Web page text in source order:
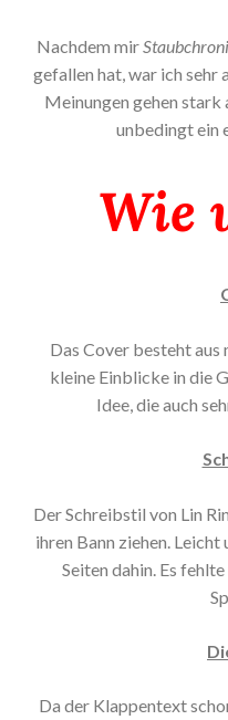
Nachdem mir
gefallen hat, war ich sehr
Meinungen gehen
unbedingt ein
Wie
Das Cover besteht aus
kleine Einblicke in die
Idee, die auch
Der Schreibstil von Lin
ihren Bann ziehen.
Seiten dahin. Es
Da der Klappentext